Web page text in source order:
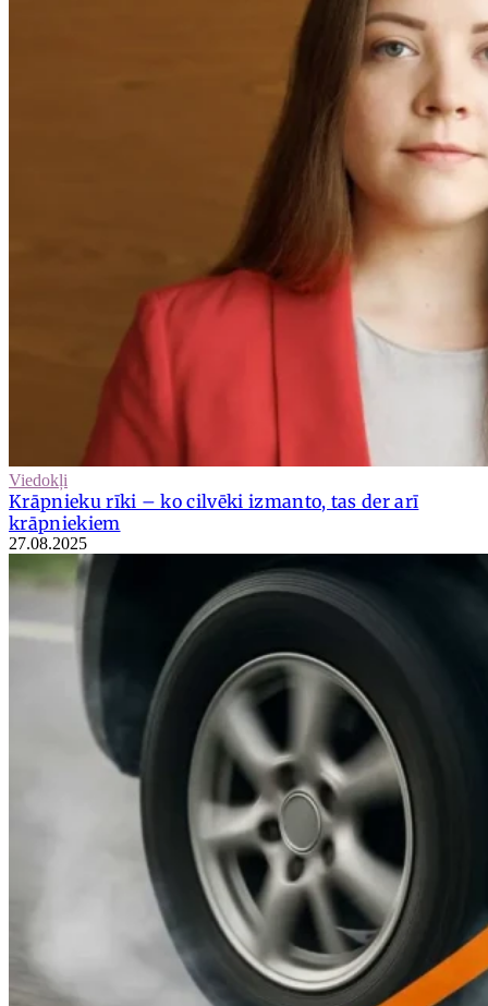
Viedokļi
Krāpnieku rīki – ko cilvēki izmanto, tas der arī
krāpniekiem
27.08.2025